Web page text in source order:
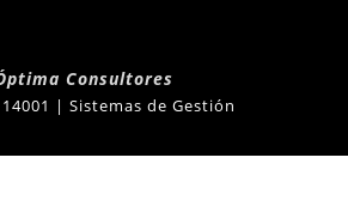
Consultores
| Sistemas de Gestión